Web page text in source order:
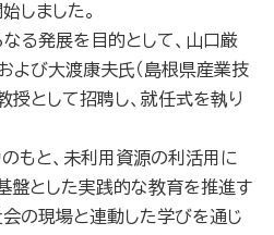
しました。
る発展を目的として、山口厳
よび大渡康夫氏（島根県産業技
授として招聘し、就任式を執り
もと、未利用資源の利活用に
盤とした実践的な教育を推進す
の現場と連動した学びを通じ